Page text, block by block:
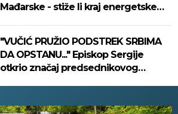
Mađarske - stiže li kraj energetske
"VUČIĆ PRUŽIO PODSTREK SRBIMA
DA OPSTANU..." Episkop Sergije
otkrio značaj predsednikovog